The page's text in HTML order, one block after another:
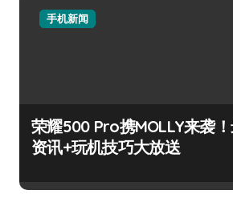
手机新闻
荣耀500 Pro携MOLLY来袭
资讯+玩机技巧大放送